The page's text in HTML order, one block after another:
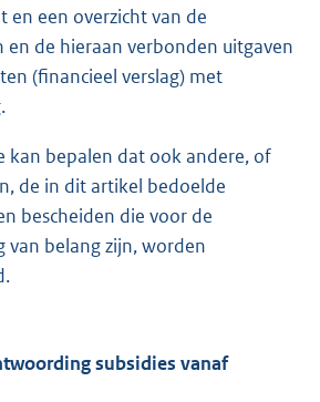
en een overzicht van de
en de hieraan verbonden uitgaven
(financieel verslag) met
kan bepalen dat ook andere, of
de in dit artikel bedoelde
bescheiden die voor de
van belang zijn, worden
subsidies vanaf